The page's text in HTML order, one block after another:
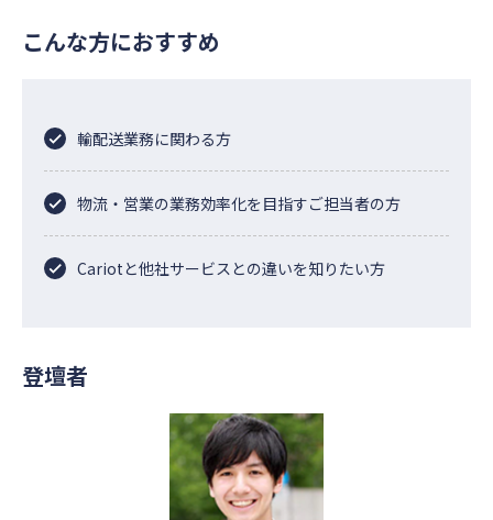
こんな方におすすめ
輸配送業務に関わる方
物流・営業の業務効率化を目指すご担当者の方
Cariotと他社サービスとの違いを知りたい方
登壇者